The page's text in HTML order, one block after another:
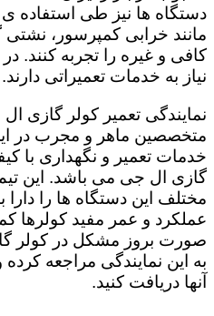
دستگاه ها نیز طی استفاده
مانند خرابی کمپرسور،
کافی و غیره را تجربه کنند.
نیاز به خدمات تعمیراتی دارند.
نمایندگی تعمیر کولر گازی ال
متخصصین ماهر و مجرب در این
خدمات تعمیر و نگهداری با
گازی ال جی می باشد. این
مختلف این دستگاه ها را دارا
عملکرد و عمر مفید کولرها
صورت بروز مشکل در کولر
به این نمایندگی مراجعه کرده
آنها دریافت کنید.